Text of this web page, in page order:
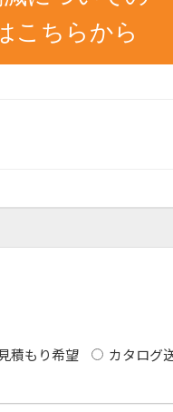
こちらから